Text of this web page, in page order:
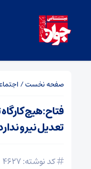
صفحه نخست/
فتاح:هیچ
تعدیل نیرو
کد نوشته: 4627